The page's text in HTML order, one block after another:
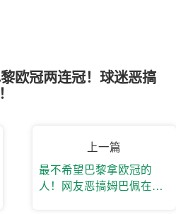
欧冠两连冠！球迷恶搞
上一篇
最不希望巴黎拿欧冠的
人！网友恶搞姆巴佩在阿